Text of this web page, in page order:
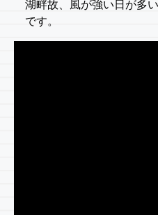
湖畔故、風が強い日が多
です。